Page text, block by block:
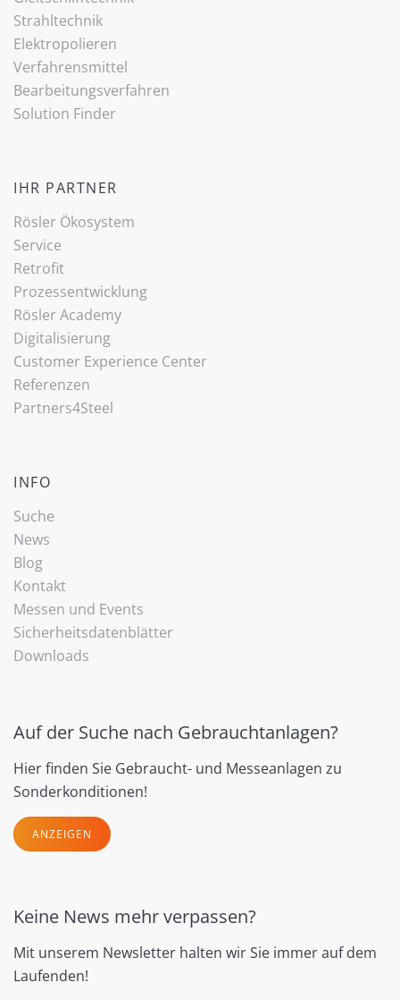
Strahltechnik
Elektropolieren
Verfahrensmittel
Bearbeitungsverfahren
Solution Finder
IHR PARTNER
Rösler Ökosystem
Service
Retrofit
Prozessentwicklung
Rösler Academy
Digitalisierung
Customer Experience Center
Referenzen
Partners4Steel
INFO
Suche
News
Blog
Kontakt
Messen und Events
Sicherheitsdatenblätter
Downloads
Auf der Suche nach Gebrauchtanlagen?
Hier finden Sie Gebraucht- und Messeanlagen zu
Sonderkonditionen!
ANZEIGEN
Keine News mehr verpassen?
Mit unserem Newsletter halten wir Sie immer auf dem
Laufenden!